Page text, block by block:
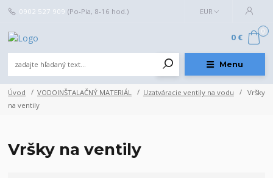
Menu
EUR
0902 527 909 (Po-Pia, 8-16 hod.)
0
0 €
Úvod VODOINŠTALAČNÝ MATERIÁL Uzatváracie ventily na vodu
Vršky
na ventily
Vršky na ventily